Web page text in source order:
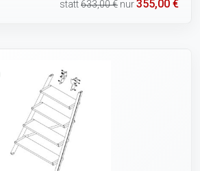
statt633,00 € nur355,00 €